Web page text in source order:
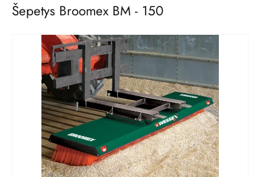
Šepetys Broomex BM - 150